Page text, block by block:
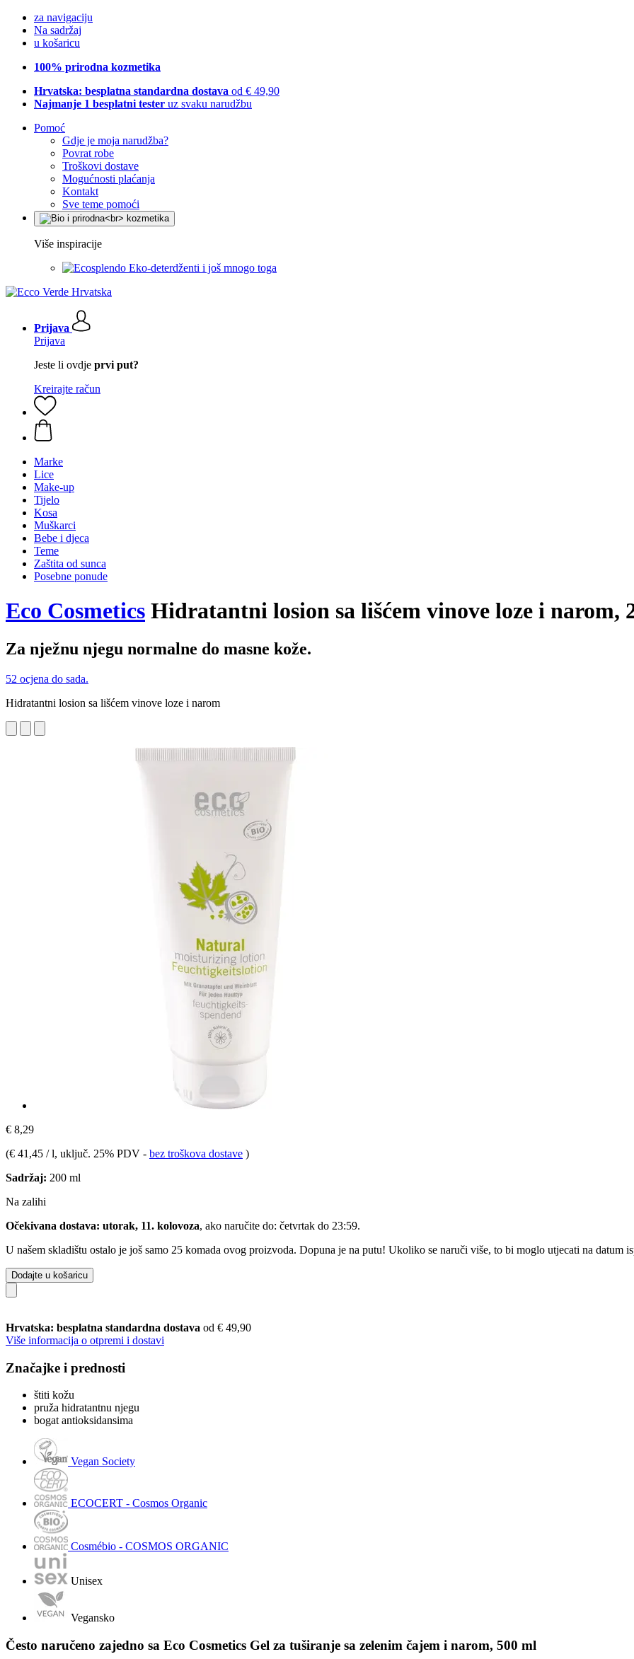
za navigaciju
Na sadržaj
u košaricu
100% prirodna kozmetika
Hrvatska: besplatna standardna dostava od € 49,90
Najmanje 1 besplatni tester uz svaku narudžbu
Pomoć
Gdje je moja narudžba?
Povrat robe
Troškovi dostave
Mogućnosti plaćanja
Kontakt
Sve teme pomoći
Više inspiracije
Eko-deterdženti i još mnogo toga
Prijava
Prijava
Jeste li ovdje prvi put?
Kreirajte račun
Marke
Lice
Make-up
Tijelo
Kosa
Muškarci
Bebe i djeca
Teme
Zaštita od sunca
Posebne ponude
Eco Cosmetics Hidratantni losion sa lišćem vinove loze i narom,
Za nježnu njegu normalne do masne kože.
52 ocjena do sada.
Hidratantni losion sa lišćem vinove loze i narom
€ 8,29
(€ 41,45 / l, uključ. 25% PDV - bez troškova dostave )
Sadržaj: 200 ml
Na zalihi
Očekivana dostava: utorak, 11. kolovoza, ako naručite do: četvrtak do 23:59.
U našem skladištu ostalo je još samo 25 komada ovog proizvoda. Dopuna je na putu! Ukoliko se naruči više, to bi moglo utjecati na datum
Dodajte u košaricu
Hrvatska: besplatna standardna dostava od € 49,90
Više informacija o otpremi i dostavi
Značajke i prednosti
štiti kožu
pruža hidratantnu njegu
bogat antioksidansima
Vegan Society
ECOCERT - Cosmos Organic
Cosmébio - COSMOS ORGANIC
Unisex
Vegansko
Često naručeno zajedno sa Eco Cosmetics Gel za tuširanje sa zelenim čajem i narom, 500 ml